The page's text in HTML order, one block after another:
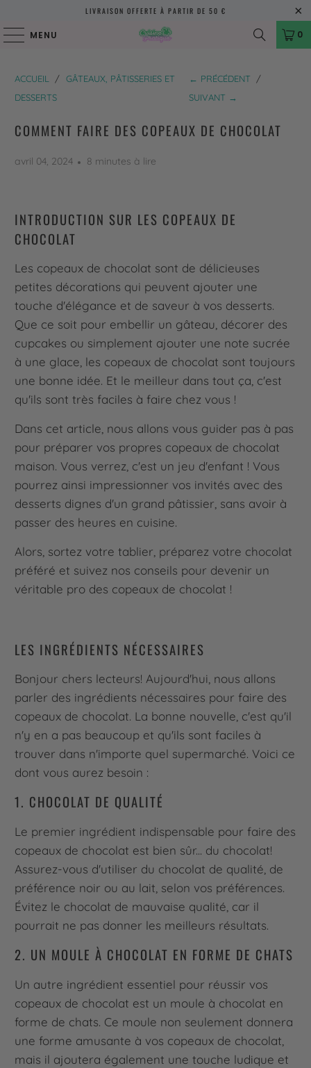
LIVRAISON OFFERTE À PARTIR DE 50 €
MENU 0
ACCUEIL / GÂTEAUX, PÂTISSERIES ET
DESSERTS
← PRÉCÉDENT
/
SUIVANT →
COMMENT FAIRE DES COPEAUX DE CHOCOLAT
avril 04, 2024 8 minutes à lire
INTRODUCTION SUR LES COPEAUX DE
CHOCOLAT
Les copeaux de chocolat sont de délicieuses
petites décorations qui peuvent ajouter une
touche d'élégance et de saveur à vos desserts.
Que ce soit pour embellir un gâteau, décorer des
cupcakes ou simplement ajouter une note sucrée
à une glace, les copeaux de chocolat sont toujours
une bonne idée. Et le meilleur dans tout ça, c'est
qu'ils sont très faciles à faire chez vous !
Dans cet article, nous allons vous guider pas à pas
pour préparer vos propres copeaux de chocolat
maison. Vous verrez, c'est un jeu d'enfant ! Vous
pourrez ainsi impressionner vos invités avec des
desserts dignes d'un grand pâtissier, sans avoir à
passer des heures en cuisine.
Alors, sortez votre tablier, préparez votre chocolat
préféré et suivez nos conseils pour devenir un
véritable pro des copeaux de chocolat !
LES INGRÉDIENTS NÉCESSAIRES
Bonjour chers lecteurs! Aujourd'hui, nous allons
parler des ingrédients nécessaires pour faire des
copeaux de chocolat. La bonne nouvelle, c'est qu'il
n'y en a pas beaucoup et qu'ils sont faciles à
trouver dans n'importe quel supermarché. Voici ce
dont vous aurez besoin :
1. CHOCOLAT DE QUALITÉ
Le premier ingrédient indispensable pour faire des
copeaux de chocolat est bien sûr... du chocolat!
Assurez-vous d'utiliser du chocolat de qualité, de
préférence noir ou au lait, selon vos préférences.
Évitez le chocolat de mauvaise qualité, car il
pourrait ne pas donner les meilleurs résultats.
2. UN MOULE À CHOCOLAT EN FORME DE CHATS
Un autre ingrédient essentiel pour réussir vos
copeaux de chocolat est un moule à chocolat en
forme de chats. Ce moule non seulement donnera
une forme amusante à vos copeaux de chocolat,
mais il ajoutera également une touche ludique et